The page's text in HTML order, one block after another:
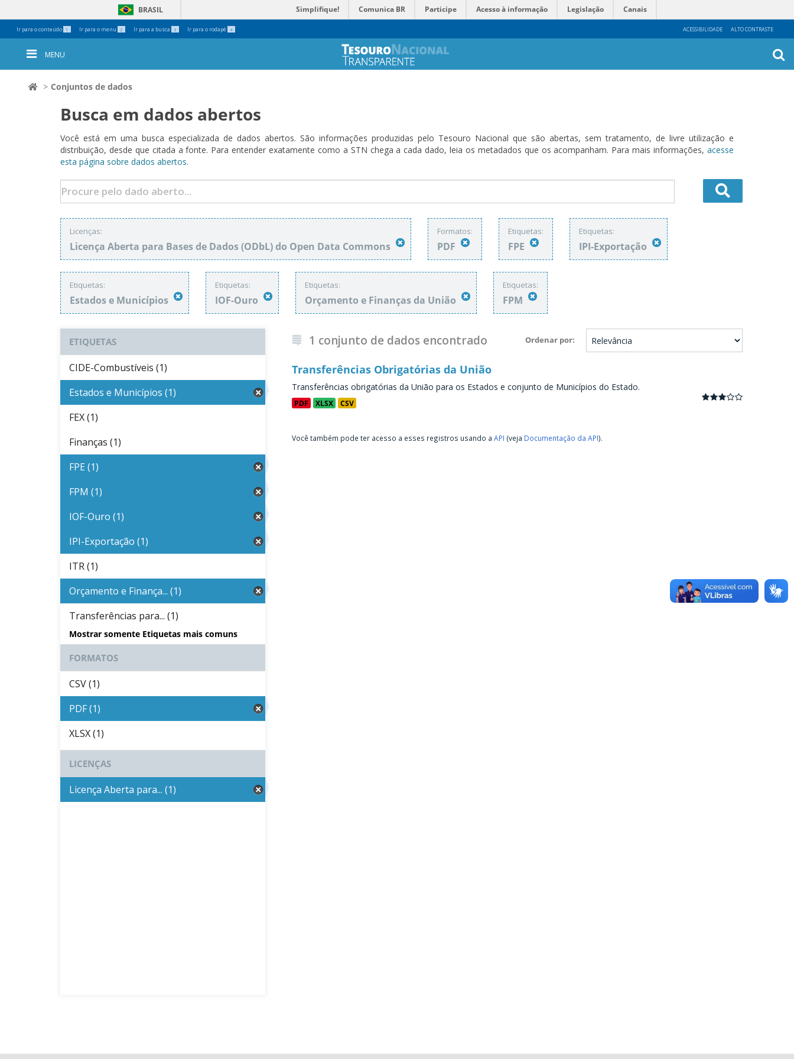
Ir para o conteúdo 1 Ir para o menu 2 Ir para a busca 3 Ir para o rodapé 4 ACESSIBILIDADE ALTO CONTRASTE
BRASIL Simplifique! Comunica BR Participe Acesso à informação Legislação Canais
Ferramentas
Pessoais
MENU
Conjuntos de dados
Busca em dados abertos
Você está em uma busca especializada de dados abertos. São informações produzidas pelo Tesouro Nacional que são abertas, sem tratamento, de livre utilização e
distribuição, desde que citada a fonte. Para entender exatamente como a STN chega a cada dado, leia os metadados que os acompanham. Para mais informações, acesse
esta página sobre dados abertos.
Licenças:
Licença Aberta para Bases de Dados (ODbL) do Open Data Commons
Formatos:
PDF
Etiquetas:
FPE
Etiquetas:
IPI-Exportação
Etiquetas:
Estados e Municípios
Etiquetas:
IOF-Ouro
Etiquetas:
Orçamento e Finanças da União
Etiquetas:
FPM
Ordenar por
1 conjunto de dados encontrado
Transferências Obrigatórias da União
Transferências obrigatórias da União para os Estados e conjunto de Municípios do Estado.
PDF XLSX CSV
Você também pode ter acesso a esses registros usando a API (veja Documentação da API).
ETIQUETAS
CIDE-Combustíveis (1)
Estados e Municípios (1)
FEX (1)
Finanças (1)
FPE (1)
FPM (1)
IOF-Ouro (1)
IPI-Exportação (1)
ITR (1)
Orçamento e Finança... (1)
Transferências para... (1)
Mostrar somente Etiquetas mais comuns
FORMATOS
CSV (1)
PDF (1)
XLSX (1)
LICENÇAS
Licença Aberta para... (1)